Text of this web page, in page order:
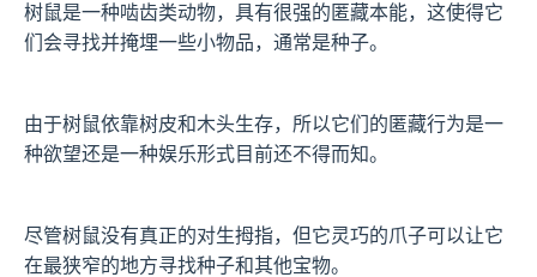
树鼠是一种啮齿类动物，具有很强的匿藏本能，这使得它
们会寻找并掩埋一些小物品，通常是种子。
由于树鼠依靠树皮和木头生存，所以它们的匿藏行为是一
种欲望还是一种娱乐形式目前还不得而知。
尽管树鼠没有真正的对生拇指，但它灵巧的爪子可以让它
在最狭窄的地方寻找种子和其他宝物。